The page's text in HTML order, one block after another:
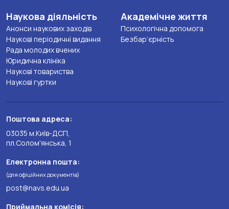
Наукова діяльність
Анонси наукових заходів
Наукові періодичні видання
Рада молодих вчених
Юридична клініка
Наукові товариства
Наукові гуртки
Академічне життя
Психологічна допомога
Безбар’єрність
Поштова адреса:
03035 м.Київ-ДСП,
пл.Солом'янська, 1
Електронна пошта:
(для офіційних документів)
post@navs.edu.ua
Приймальна комісія: